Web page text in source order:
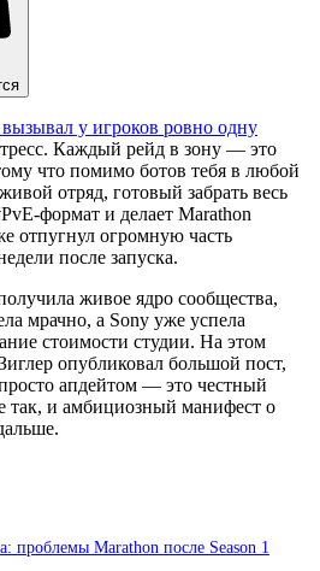
у игроков ровно одну
Каждый рейд в зону — это
что помимо ботов тебя в любой
отряд, готовый забрать весь
формат и делает Marathon
отпугнул огромную часть
после запуска.
живое ядро сообщества,
мрачно, а Sony уже успела
стоимости студии. На этом
опубликовал большой пост,
апдейтом — это честный
так, и амбициозный манифест о
проблемы Marathon после Season 1